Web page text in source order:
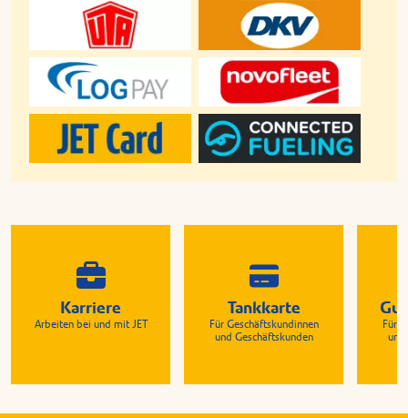
Karriere
Arbeiten bei und mit JET
Tankkarte
Für Geschäftskundinnen
und Geschäftskunden
Für
und